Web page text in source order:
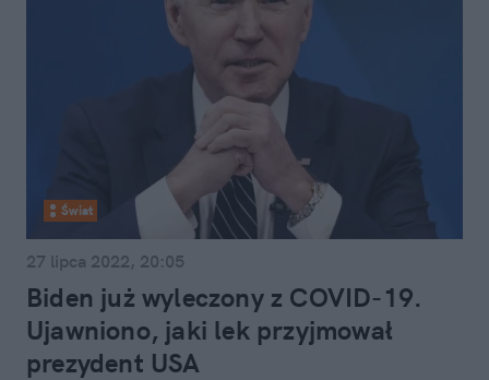
Świat
27 lipca 2022, 20:05
Biden już wyleczony z COVID-19.
Ujawniono, jaki lek przyjmował
prezydent USA